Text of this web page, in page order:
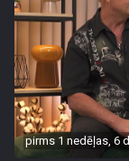
pirms 1 nedēļas, 6